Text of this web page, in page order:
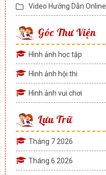
Video Hướng Dẫn Online
Góc Thư Viện
Hình ảnh học tập
Hình ảnh hội thi
Hình ảnh vui chơi
Lưu Trữ
Tháng 7 2026
Tháng 6 2026